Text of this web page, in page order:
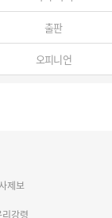
출판
오피니언
상작 발표
제보
리강령